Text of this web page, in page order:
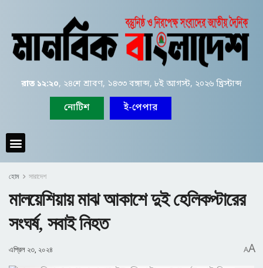
রাত ১২:২০, ২৪শে শ্রাবণ, ১৪৩৩ বঙ্গাব্দ, ৮ই আগস্ট, ২০২৬ খ্রিস্টাব্দ
নোটিশ ই-পেপার
হোম সারাদেশ
মালয়েশিয়ায় মাঝ আকাশে দুই হেলিকপ্টারের
সংঘর্ষ, সবাই নিহত
এপ্রিল ২৩, ২০২৪ AA